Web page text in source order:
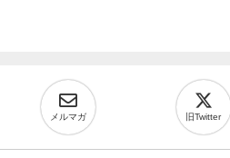
メルマガ 旧Twitter